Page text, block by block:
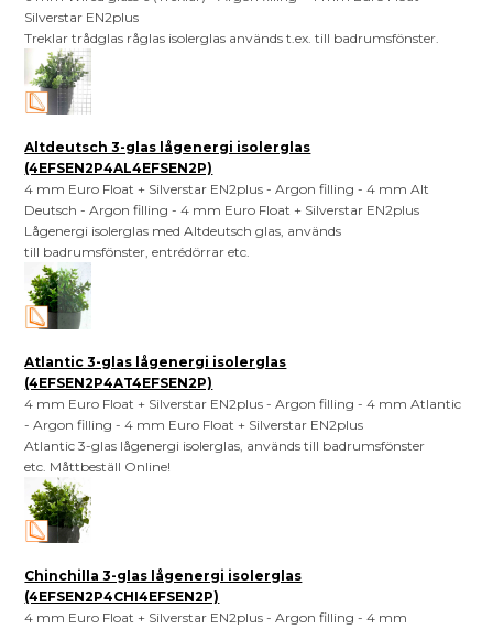
Silverstar EN2plus
Treklar trådglas råglas isolerglas används t.ex. till badrumsfönster.
Altdeutsch 3-glas lågenergi isolerglas
(4EFSEN2P4AL4EFSEN2P)
4 mm Euro Float + Silverstar EN2plus - Argon filling - 4 mm Alt
Deutsch - Argon filling - 4 mm Euro Float + Silverstar EN2plus
Lågenergi isolerglas med Altdeutsch glas, används
till badrumsfönster, entrédörrar etc.
Atlantic 3-glas lågenergi isolerglas
(4EFSEN2P4AT4EFSEN2P)
4 mm Euro Float + Silverstar EN2plus - Argon filling - 4 mm Atlantic
- Argon filling - 4 mm Euro Float + Silverstar EN2plus
Atlantic 3-glas lågenergi isolerglas, används till badrumsfönster
etc. Måttbeställ Online!
Chinchilla 3-glas lågenergi isolerglas
(4EFSEN2P4CHI4EFSEN2P)
4 mm Euro Float + Silverstar EN2plus - Argon filling - 4 mm